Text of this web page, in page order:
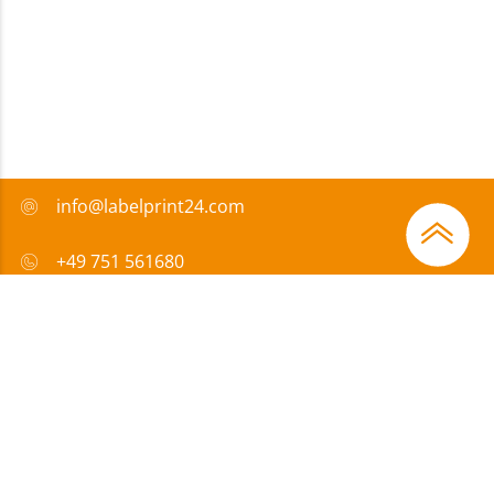
info@labelprint24.com
+49 751 561680